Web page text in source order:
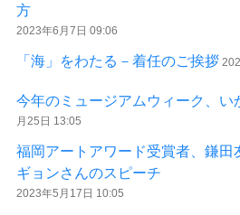
方
2023年6月7日 09:06
「海」をわたる－着任のご挨拶
今年のミュージアムウィーク、い
月25日 13:05
福岡アートアワード受賞者、鎌田
ギョンさんのスピーチ
2023年5月17日 10:05